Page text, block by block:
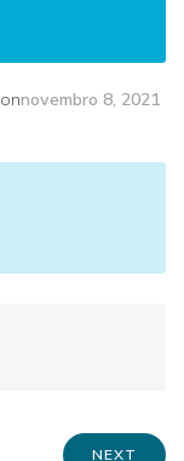
onnovembro 8, 2021
NEXT